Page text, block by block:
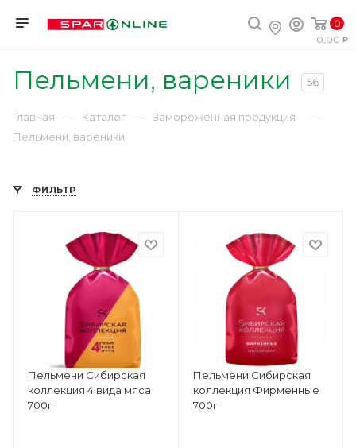
0
0,00
Пельмени, вареники 56
Главная — Каталог — Замороженная продукция —
Пельмени, вареники
ФИЛЬТР
Пельмени Сибирская
коллекция 4 вида мяса
700г
Пельмени Сибирская
коллекция Фирменные
700г